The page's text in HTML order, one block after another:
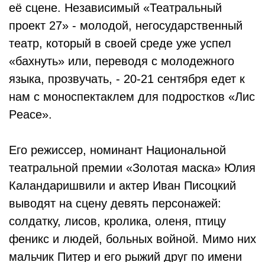
её сцене. Независимый «Театральный
проект 27» - молодой, негосударственный
театр, который в своей среде уже успел
«бахнуть» или, переводя с молодежного
языка, прозвучать, - 20-21 сентября едет к
нам с моноспектаклем для подростков «Лис
Peace».
Его режиссер, номинант Национальной
театральной премии «Золотая маска» Юлия
Каландаришвили и актер Иван Писоцкий
выводят на сцену девять персонажей:
солдатку, лисов, кролика, оленя, птицу
феникс и людей, больных войной. Мимо них
мальчик Питер и его рыжий друг по имени